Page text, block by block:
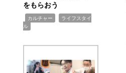
をもらおう
カルチャー
ライフスタイ
ル